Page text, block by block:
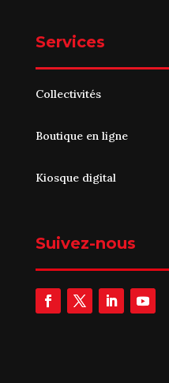
Services
Collectivités
Boutique en ligne
Kiosque digital
Suivez-nous